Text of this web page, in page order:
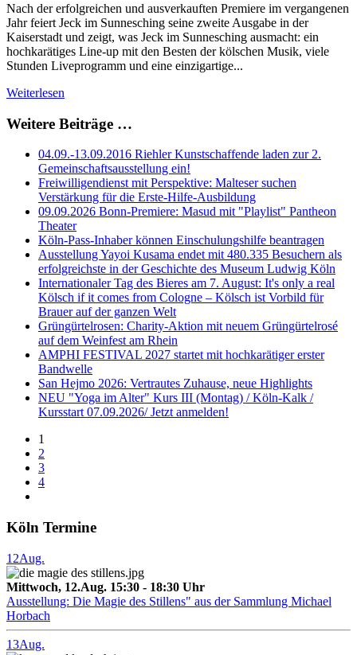
Nach der erfolgreichen und ausverkauften Premiere im vergangenen
Jahr feiert Jeck im Sunnesching seine zweite Ausgabe in der
Kaiserstadt und zeigt, was Jeck im Sunnesching ausmacht: ein
hochkarätiges Line-up mit den Besten der kölschen Musik, viele
Stunden Liveprogramm und eine einzigartige...
Weiterlesen
Weitere Beiträge …
04.09.-13.09.2016 Riehler Kunstschaffende laden zur 2.
Gemeinschaftsausstellung ein!
Freiwilligendienst mit Perspektive: Malteser suchen
Verstärkung für die Erste-Hilfe-Ausbildung
09.09.2026 Bonn-Premiere: Masud mit "Playlist" Pantheon
Theater
Köln-Pass-Inhaber können Einschulungshilfe beantragen
Ausstellung Yayoi Kusama endet mit 480.335 Besuchern als
erfolgreichste in der Geschichte des Museum Ludwig Köln
Internationaler Tag des Bieres am 7. August: It's only a real
Kölsch if it comes from Cologne – Kölsch ist Vorbild für
Brauer auf der ganzen Welt
Grüngürtelrosen: Charity-Aktion mit neuem Grüngürtelrosé
auf dem Weinfest am Rhein
AMPHI FESTIVAL 2027 startet mit hochkarätiger erster
Bandwelle
San Hejmo 2026: Vertrautes Zuhause, neue Highlights
NEU "Yoga im Alter" Kurs III (Montag) / Köln-Kalk /
Kursstart 07.09.2026/ Jetzt anmelden!
1
2
3
4
Köln Termine
12Aug.
Mittwoch, 12.Aug. 15:30 - 18:30 Uhr
Ausstellung: Die Magie des Stillens" aus der Sammlung Michael
Horbach
13Aug.